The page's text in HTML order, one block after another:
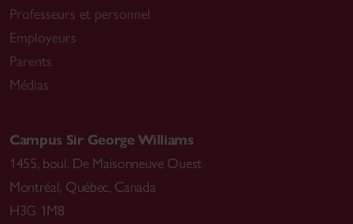
Professeurs et personnel
Employeurs
Parents
Médias
Campus Sir George Williams
1455, boul. De Maisonneuve Ouest
Montréal, Québec, Canada
H3G 1M8